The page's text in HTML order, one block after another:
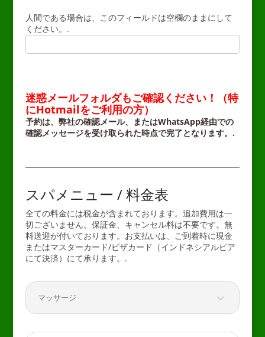
私
達
を
お
な
り
ま
し
た
人間である場合は、このフィールドは空欄のままにして
ください。.
迷惑メールフォルダもご確認ください！（特
にHotmailをご利用の方）
予約は、弊社の確認メール、またはWhatsApp経由での
確認メッセージを受け取られた時点で完了となります。.
スパメニュー / 料金表
全ての料金には税金が含まれております。追加費用は一
切ございません。保証金、キャンセル料は不要です。無
料送迎が付いております。お支払いは、ご到着時に現金
またはマスターカード/ビザカード（インドネシアルピア
にて決済）にて承ります。.
マッサージ